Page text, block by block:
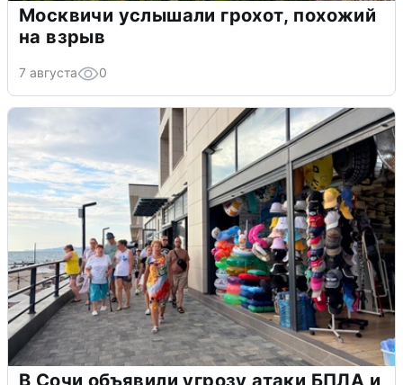
Москвичи услышали грохот, похожий
на взрыв
7 августа 0
В Сочи объявили угрозу атаки БПЛА и